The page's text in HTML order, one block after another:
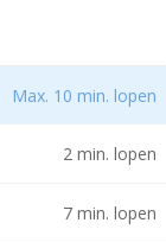
van
beschikt het
Ook
Max. 10 min. lopen
2 min. lopen
7 min. lopen